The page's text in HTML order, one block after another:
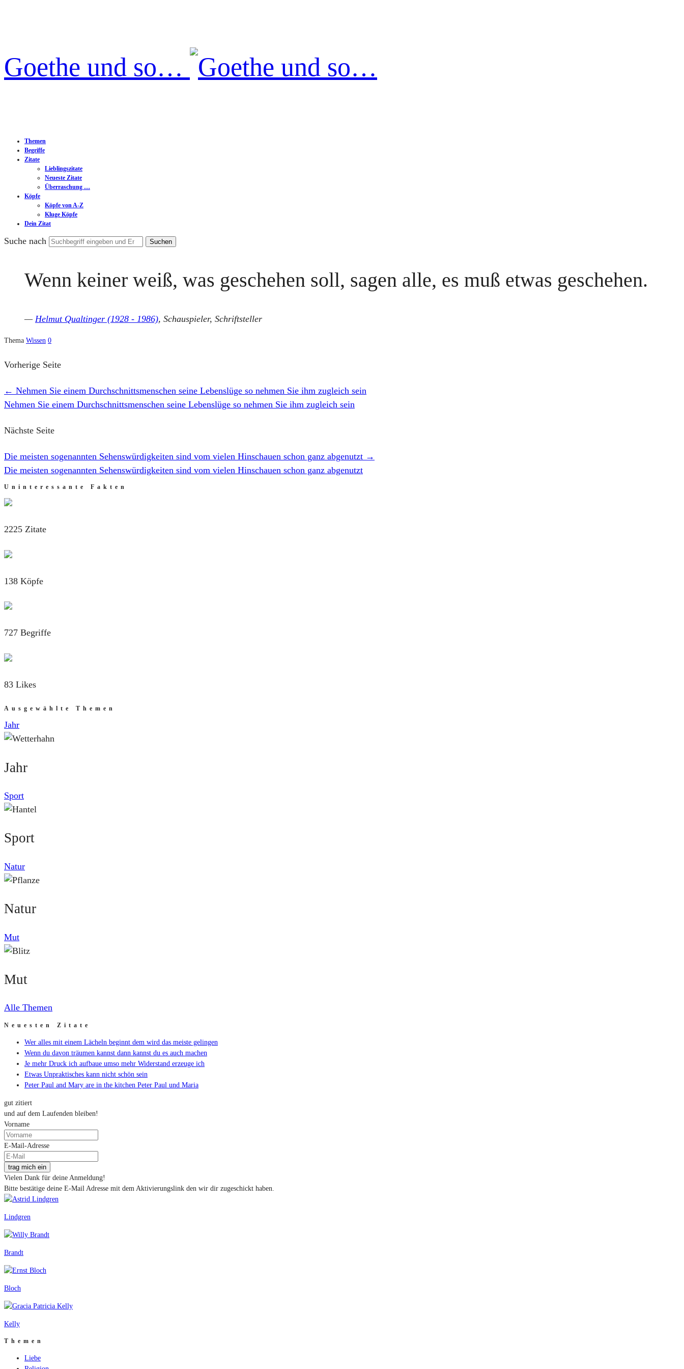
Goethe und so…
Themen
Begriffe
Zitate
Lieblingszitate
Neueste Zitate
Überraschung …
Köpfe
Köpfe von A-Z
Kluge Köpfe
Dein Zitat
Suche nach
Wenn keiner weiß, was geschehen soll, sagen alle, es muß etwas geschehen.
— Helmut Qualtinger (1928 - 1986), Schauspieler, Schriftsteller
Thema Wissen 0
Vorherige Seite
← Nehmen Sie einem Durchschnittsmenschen seine Lebenslüge so nehmen Sie ihm zugleich sein
Nehmen Sie einem Durchschnittsmenschen seine Lebenslüge so nehmen Sie ihm zugleich sein
Nächste Seite
Die meisten sogenannten Sehenswürdigkeiten sind vom vielen Hinschauen schon ganz abgenutzt →
Die meisten sogenannten Sehenswürdigkeiten sind vom vielen Hinschauen schon ganz abgenutzt
Uninteressante Fakten
2225 Zitate
138 Köpfe
727 Begriffe
83 Likes
Ausgewählte Themen
Jahr
Jahr
Sport
Sport
Natur
Natur
Mut
Mut
Alle Themen
Neuesten Zitate
Wer alles mit einem Lächeln beginnt dem wird das meiste gelingen
Wenn du davon träumen kannst dann kannst du es auch machen
Je mehr Druck ich aufbaue umso mehr Widerstand erzeuge ich
Etwas Unpraktisches kann nicht schön sein
Peter Paul and Mary are in the kitchen Peter Paul und Maria
gut zitiert
und auf dem Laufenden bleiben!
Vorname
E-Mail-Adresse
trag mich ein
Vielen Dank für deine Anmeldung!
Bitte bestätige deine E-Mail Adresse mit dem Aktivierungslink den wir dir zugeschickt haben.
Lindgren
Brandt
Bloch
Kelly
Themen
Liebe